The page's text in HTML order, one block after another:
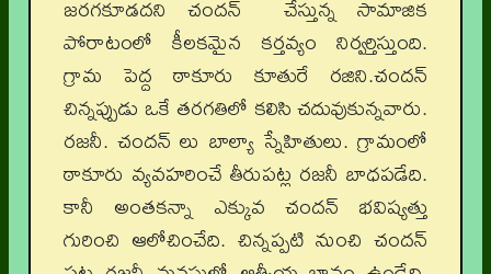
జరగకూడదని చందన్ చేస్తున్న సామాజిక
పోరాటంలో కీలకమైన కర్తవ్యం నిర్వర్తిస్తుంది.
గ్రామ పెద్ద ఠాకూరు కూతురే రజిని.చందన్
చిన్నప్పుడు ఒకే తరగతిలో కలిసి చదువుకున్నవారు.
రజనీ. చందన్ లు బాల్యా స్నేహితులు. గ్రామంలో
ఠాకూరు వ్యవహరించే తీరుపట్ల రజనీ బాధపడేది.
కానీ అంతకన్నా ఎక్కువ చందన్ భవిష్యత్తు
గురించి ఆలోచించేది. చిన్నప్పటి నుంచి చందన్